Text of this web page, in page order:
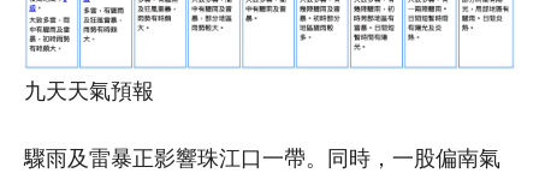
九天天氣預報
驟雨及雷暴正影響珠江口一帶。同時，一股偏南氣